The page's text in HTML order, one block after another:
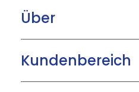
Über
Kundenbereich